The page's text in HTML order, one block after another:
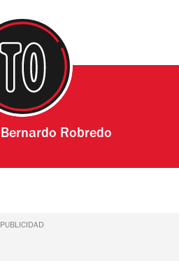
Bernardo Robredo
PUBLICIDAD